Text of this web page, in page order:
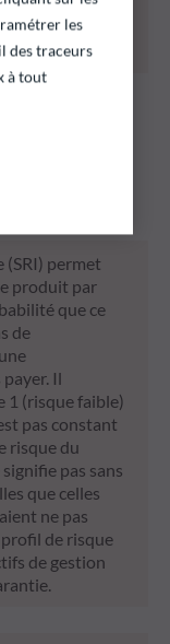
ne
et ne sont
(SRI) permet
produit par
que ce
de
Il
1 (risque faible)
pas constant
risque du
pas sans
que celles
ne pas
de risque
de gestion
les
des traceurs
à tout